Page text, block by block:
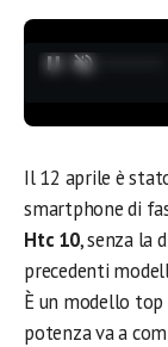
Il 12 aprile è
smartphone di
Htc 10, senza la
precedenti
È un modello
potenza va a